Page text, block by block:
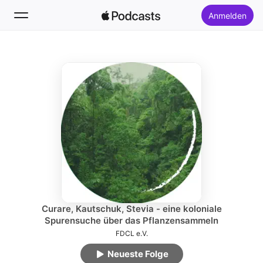
Anmelden
Top-Charts
Curare, Kautschuk, Stevia - eine koloniale
Spurensuche über das Pflanzensammeln
FDCL e.V.
Neueste Folge